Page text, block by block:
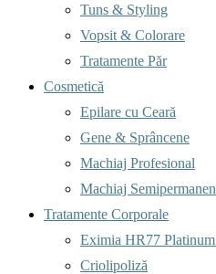
Tuns & Styling
Vopsit & Colorare
Tratamente Păr
Cosmetică
Epilare cu Ceară
Gene & Sprâncene
Machiaj Profesional
Machiaj
Tratamente Corporale
Eximia HR77
Criolipoliză